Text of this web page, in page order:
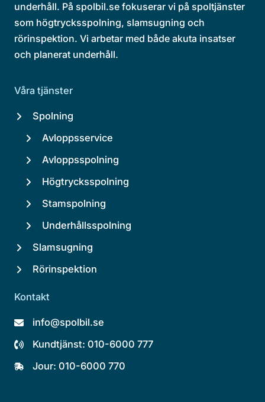
underhåll. På spolbil.se fokuserar vi på spoltjänster
som högtrycksspolning, slamsugning och
rörinspektion. Vi arbetar med både akuta insatser
och planerat underhåll.
Våra tjänster
Spolning
Avloppsservice
Avloppsspolning
Högtrycksspolning
Stamspolning
Underhållsspolning
Slamsugning
Rörinspektion
Kontakt
info@spolbil.se
Kundtjänst: 010-6000 777
Jour: 010-6000 770